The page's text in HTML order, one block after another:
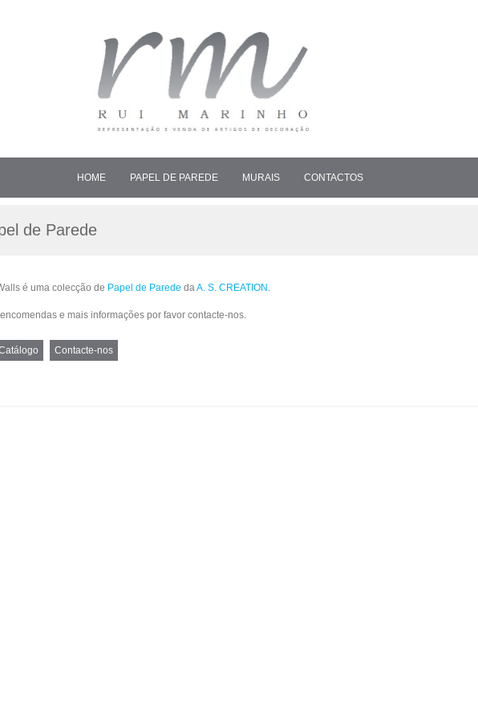
HOME PAPEL DE PAREDE MURAIS CONTACTOS
de Parede
é uma colecção de Papel de Parede daA. S. CREATION .
e mais informações por favor contacte-nos.
Contacte-nos